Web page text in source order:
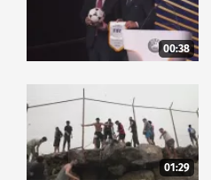
00:38
01:29